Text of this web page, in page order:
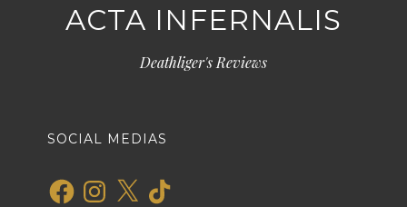
ACTA INFERNALIS
Deathliger's Reviews
SOCIAL MEDIAS
FacebookInstagram
X TikTok